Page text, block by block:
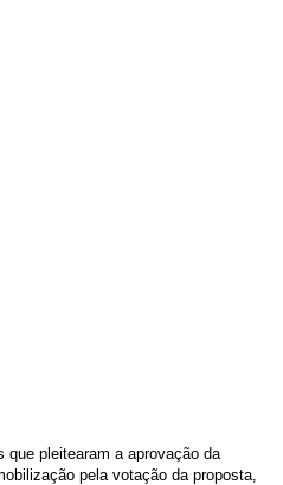
pleitearam a aprovação da
pela votação da proposta,